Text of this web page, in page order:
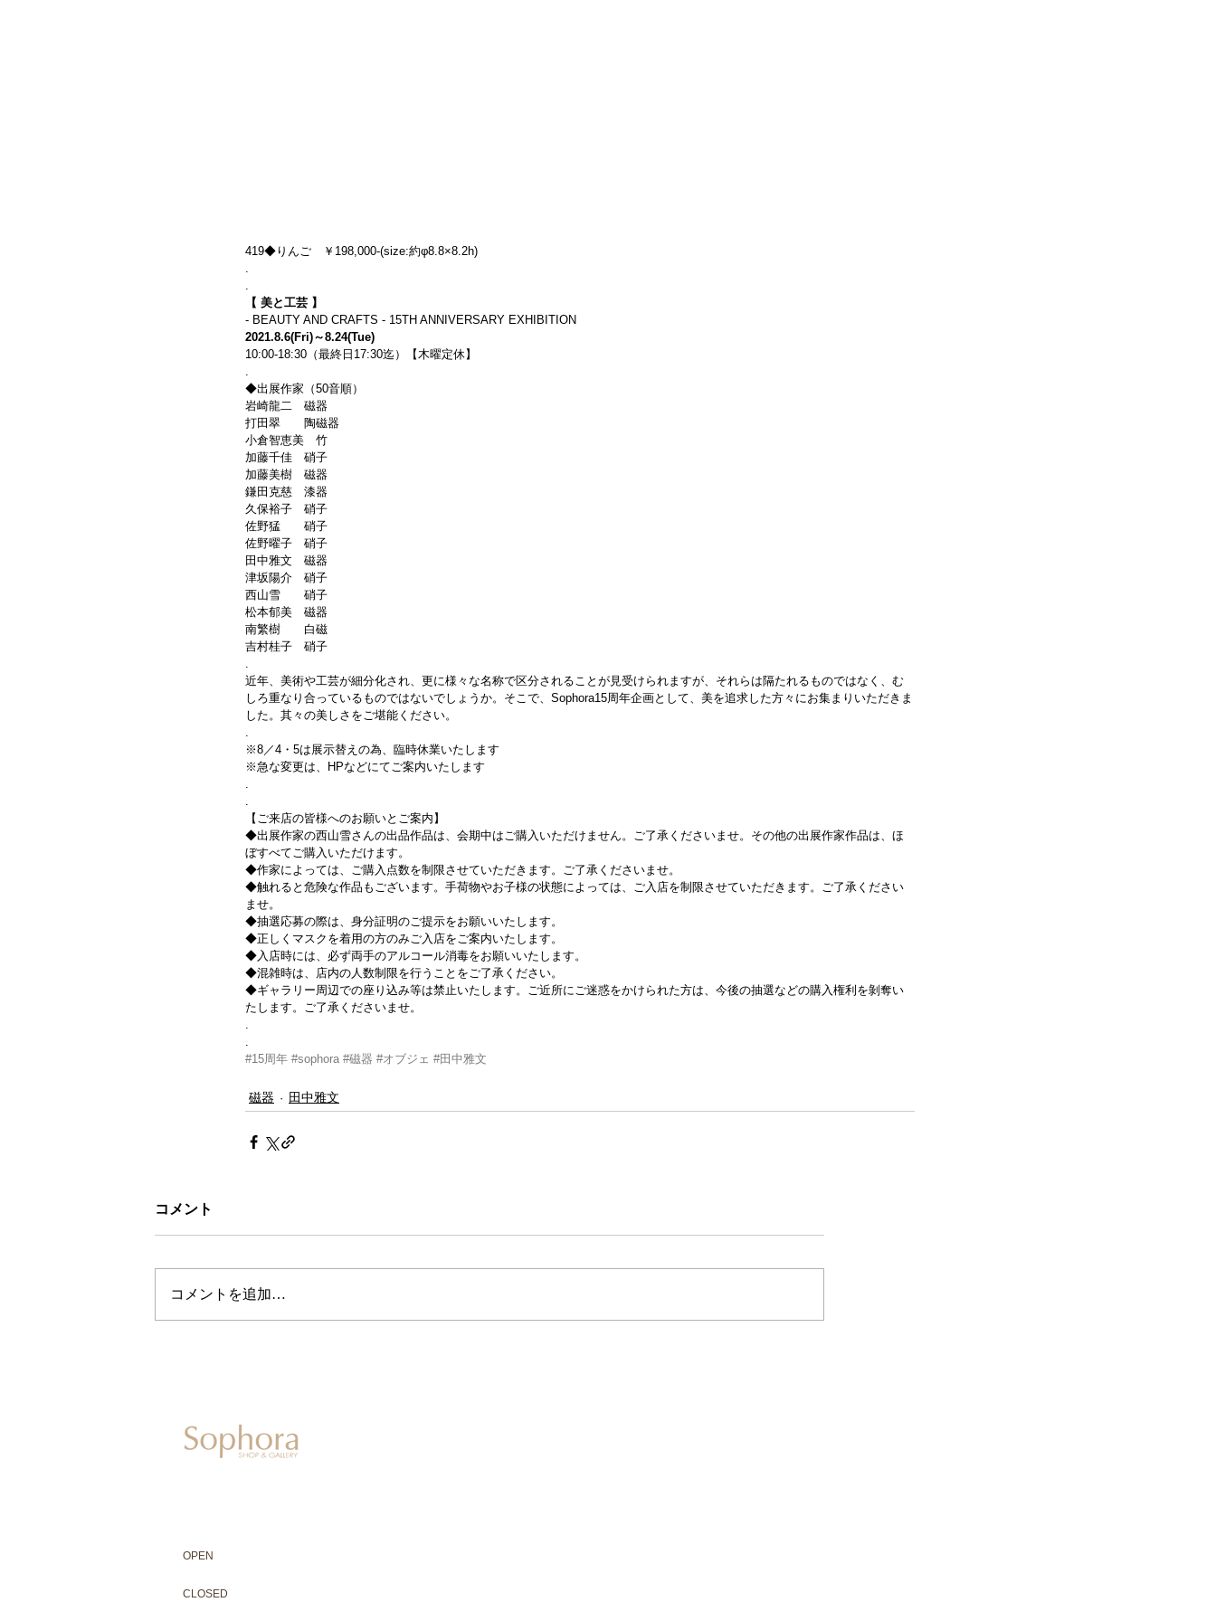
419◆りんご　￥198,000-(size:約φ8.8×8.2h)
.
.
【 美と工芸 】
- BEAUTY AND CRAFTS - 15TH ANNIVERSARY EXHIBITION
2021.8.6(Fri)～8.24(Tue)
10:00-18:30（最終日17:30迄）【木曜定休】
.
◆出展作家（50音順）
岩崎龍二　磁器
打田翠　　陶磁器
小倉智恵美　竹
加藤千佳　硝子
加藤美樹　磁器
鎌田克慈　漆器
久保裕子　硝子
佐野猛　　硝子
佐野曜子　硝子
田中雅文　磁器
津坂陽介　硝子
西山雪　　硝子
松本郁美　磁器
南繁樹　　白磁
吉村桂子　硝子
.
近年、美術や工芸が細分化され、更に様々な名称で区分されることが見受けられますが、それらは隔たれるものではなく、む
しろ重なり合っているものではないでしょうか。そこで、Sophora15周年企画として、美を追求した方々にお集まりいただきま
した。其々の美しさをご堪能ください。
.
※8／4・5は展示替えの為、臨時休業いたします
※急な変更は、HPなどにてご案内いたします
.
.
【ご来店の皆様へのお願いとご案内】
◆出展作家の西山雪さんの出品作品は、会期中はご購入いただけません。ご了承くださいませ。その他の出展作家作品は、ほ
ぼすべてご購入いただけます。
◆作家によっては、ご購入点数を制限させていただきます。ご了承くださいませ。
◆触れると危険な作品もございます。手荷物やお子様の状態によっては、ご入店を制限させていただきます。ご了承ください
ませ。
◆抽選応募の際は、身分証明のご提示をお願いいたします。
◆正しくマスクを着用の方のみご入店をご案内いたします。
◆入店時には、必ず両手のアルコール消毒をお願いいたします。
◆混雑時は、店内の人数制限を行うことをご了承ください。
◆ギャラリー周辺での座り込み等は禁止いたします。ご近所にご迷惑をかけられた方は、今後の抽選などの購入権利を剝奪い
たします。ご了承くださいませ。
.
.
#15周年 #sophora #磁器 #オブジェ #田中雅文
磁器 田中雅文
コメント
コメントを追加…
OPEN
CLOSED